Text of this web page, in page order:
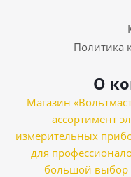
Политика
О
Магазин
ассортимент
измерительных
для
большой выбор